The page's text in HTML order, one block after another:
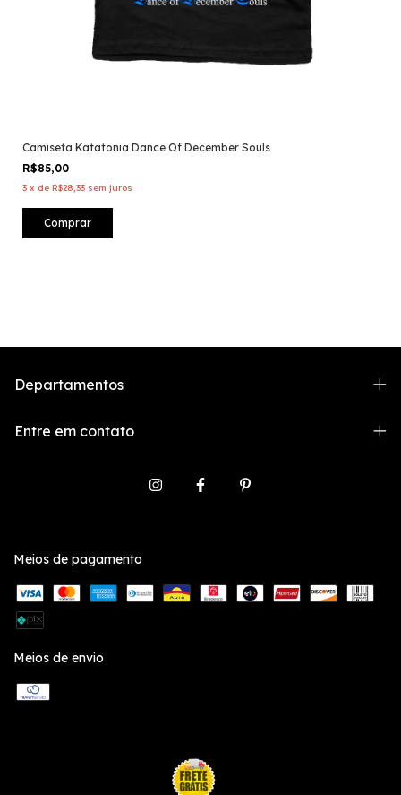
Camiseta Katatonia Dance Of December Souls
R$85,00
3 x de R$28,33 sem juros
Comprar
Departamentos
Entre em contato
Meios de pagamento
Meios de envio